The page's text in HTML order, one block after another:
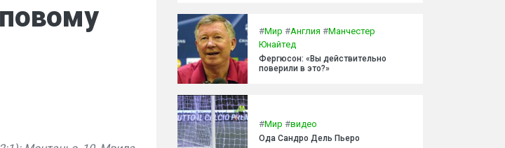
#Мир #Англия #Манчестер
Юнайтед
Фергюсон: «Вы действительно
поверили в это?»
#Мир #видео
Ода Сандро Дель Пьеро